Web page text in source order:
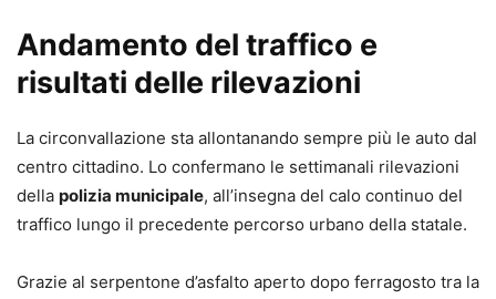
Andamento del traffico e
risultati delle rilevazioni
La circonvallazione sta allontanando sempre più le auto dal
centro cittadino. Lo confermano le settimanali rilevazioni
della polizia municipale, all’insegna del calo continuo del
traffico lungo il precedente percorso urbano della statale.
Grazie al serpentone d’asfalto aperto dopo ferragosto tra la